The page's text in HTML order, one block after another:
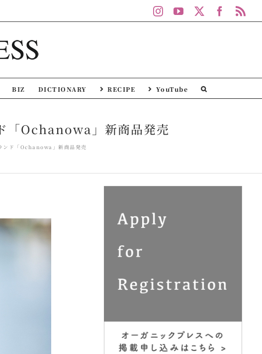
InstagramYouTube
BIZ DICTIONARY RECIPE YouTube
「Ochanowa」新商品発売
ンド「Ochanowa」新商品発売